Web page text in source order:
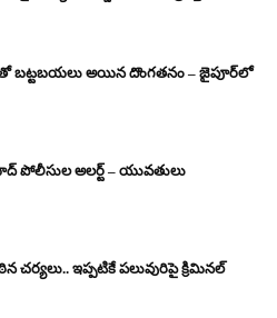
బట్టబయలు అయిన దొంగతనం – జైపూర్‌లో
పోలీసుల అలర్ట్ – యువతులు
చర్యలు.. ఇప్పటికే పలువురిపై క్రిమినల్